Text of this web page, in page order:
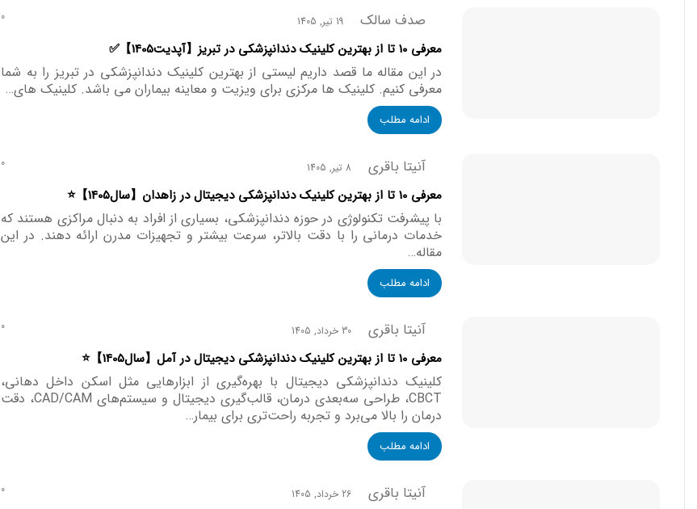
صدف سالک 19 تیر, 1405 0
معرفی 10 تا از بهترین کلینیک دندانپزشکی در تبریز【آپدیت1405】✅
در این مقاله ما قصد داریم لیستی از بهترین کلینیک دندانپزشکی در تبریز را به شما
معرفی کنیم. کلینیک ها مرکزی برای ویزیت و معاینه بیماران می باشد. کلینیک های…
ادامه مطلب
آنیتا باقری 8 تیر, 1405 0
معرفی 10 تا از بهترین کلینیک دندانپزشکی دیجیتال در زاهدان【سال1405】⭐
با پیشرفت تکنولوژی در حوزه دندانپزشکی، بسیاری از افراد به دنبال مراکزی هستند که
خدمات درمانی را با دقت بالاتر، سرعت بیشتر و تجهیزات مدرن ارائه دهند. در این
مقاله…
ادامه مطلب
آنیتا باقری 30 خرداد, 1405 0
معرفی 10 تا از بهترین کلینیک دندانپزشکی دیجیتال در آمل【سال1405】⭐
کلینیک دندانپزشکی دیجیتال با بهره‌گیری از ابزارهایی مثل اسکن داخل دهانی،
CBCT، طراحی سه‌بعدی درمان، قالب‌گیری دیجیتال و سیستم‌های CAD/CAM، دقت
درمان را بالا می‌برد و تجربه راحت‌تری برای بیمار…
ادامه مطلب
آنیتا باقری 26 خرداد, 1405 0